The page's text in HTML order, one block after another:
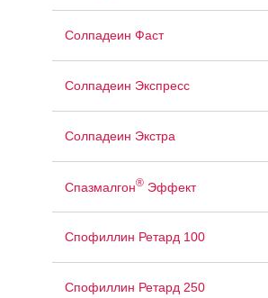
Солпадеин Фаст
Солпадеин Экспресс
Солпадеин Экстра
Спазмалгон®Эффект
Спофиллин Ретард 100
Спофиллин Ретард 250